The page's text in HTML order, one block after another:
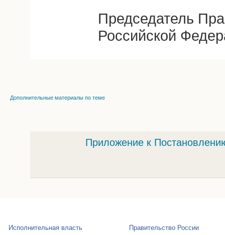
Председатель
Российской
Дополнительные материалы по теме
Приложение к
Исполнительная власть Правительство России